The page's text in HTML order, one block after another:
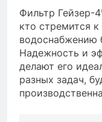
Фильтр Гейзер-
кто стремится
водоснабжению
Надежность и
делают его
разных задач,